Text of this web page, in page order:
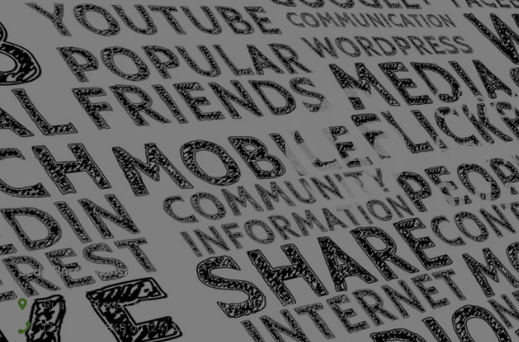
Sede Barra Mansa
Rua Rio Branco, nº107 (2º andar), Centro - Cep: 27.330-030
(24) 3323-2848 ou (24) 3323-2500